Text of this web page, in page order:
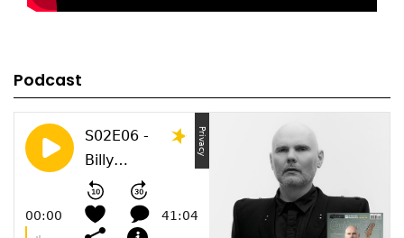
Podcast